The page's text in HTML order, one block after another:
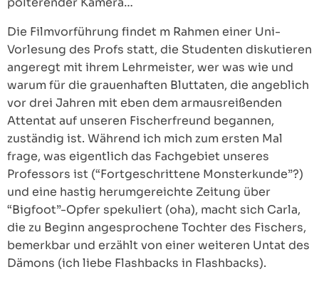
Die Filmvorführung findet m Rahmen einer Uni-
Vorlesung des Profs statt, die Studenten diskutieren
angeregt mit ihrem Lehrmeister, wer was wie und
warum für die grauenhaften Bluttaten, die angeblich
vor drei Jahren mit eben dem armausreißenden
Attentat auf unseren Fischerfreund begannen,
zuständig ist. Während ich mich zum ersten Mal
frage, was eigentlich das Fachgebiet unseres
Professors ist (“Fortgeschrittene Monsterkunde”?)
und eine hastig herumgereichte Zeitung über
“Bigfoot”-Opfer spekuliert (oha), macht sich Carla,
die zu Beginn angesprochene Tochter des Fischers,
bemerkbar und erzählt von einer weiteren Untat des
Dämons (ich liebe Flashbacks in Flashbacks).